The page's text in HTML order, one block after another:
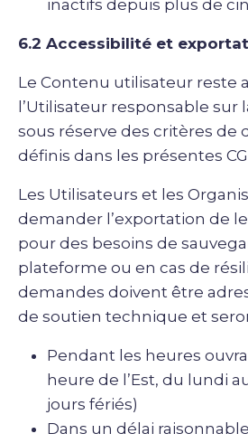
inactifs depuis plus de
6.2 Accessibilité et
Le Contenu utilisateur reste
l’Utilisateur responsable sur
sous réserve des critères de
définis dans les présentes
Les Utilisateurs et les
demander l’exportation de
pour des besoins de
plateforme ou en cas de
demandes doivent être
de soutien technique et
Pendant les heures
heure de l’Est, du lundi
jours fériés)
Dans un délai